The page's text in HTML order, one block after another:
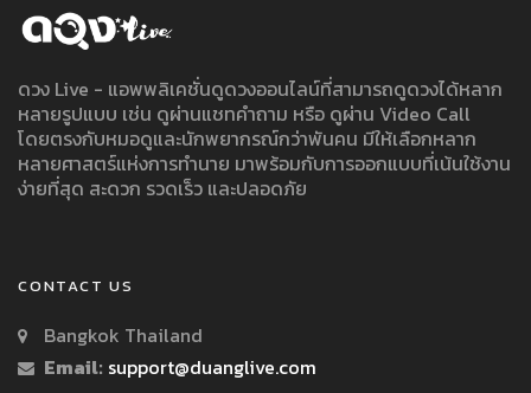
ดวง Live - แอพพลิเคชั่นดูดวงออนไลน์ที่สามารถดูดวงได้หลาก
หลายรูปแบบ เช่น ดูผ่านแชทคำถาม หรือ ดูผ่าน Video Call
โดยตรงกับหมอดูและนักพยากรณ์กว่าพันคน มีให้เลือกหลาก
หลายศาสตร์แห่งการทำนาย มาพร้อมกับการออกแบบที่เน้นใช้งาน
ง่ายที่สุด สะดวก รวดเร็ว และปลอดภัย
CONTACT US
Bangkok Thailand
Email: support@duanglive.com